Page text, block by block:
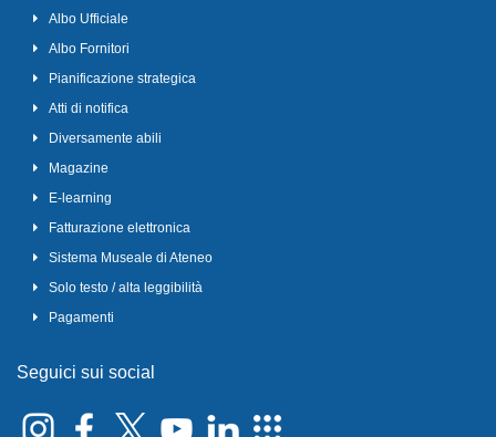
Albo Ufficiale
Albo Fornitori
Pianificazione strategica
Atti di notifica
Diversamente abili
Magazine
E-learning
Fatturazione elettronica
Sistema Museale di Ateneo
Solo testo / alta leggibilità
Pagamenti
Seguici sui social